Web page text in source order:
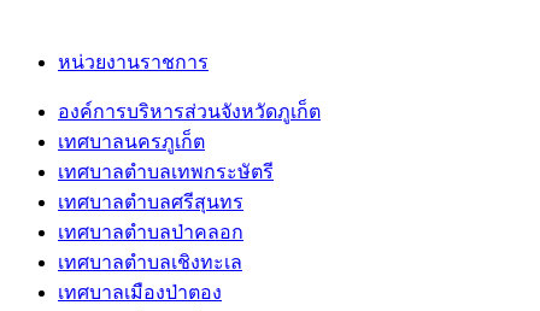
หน่วยงานราชการ
องค์การบริหารส่วนจังหวัดภูเก็ต
เทศบาลนครภูเก็ต
เทศบาลตำบลเทพกระษัตรี
เทศบาลตำบลศรีสุนทร
เทศบาลตำบลป่าคลอก
เทศบาลตำบลเชิงทะเล
เทศบาลเมืองป่าตอง